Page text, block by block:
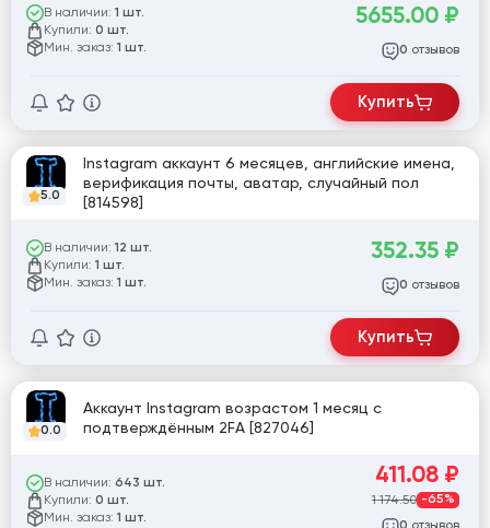
В наличии: 1 шт.
Купили: 0 шт.
Мин. заказ: 1 шт.
5655.00 ₽
0 отзывов
Купить
5.0
Instagram аккаунт 6 месяцев, английские имена,
верификация почты, аватар, случайный пол
[814598]
В наличии: 12 шт.
Купили: 1 шт.
Мин. заказ: 1 шт.
352.35 ₽
0 отзывов
Купить
0.0
Аккаунт Instagram возрастом 1 месяц с
подтверждённым 2FA [827046]
В наличии: 643 шт.
Купили: 0 шт.
Мин. заказ: 1 шт.
411.08 ₽
1 174.50 -65%
0 отзывов